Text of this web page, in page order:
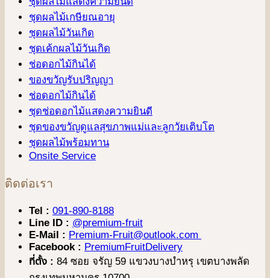
ชุดผลไม้เกษียณอายุ
ชุดผลไม้วันเกิด
ชุดเค้กผลไม้วันเกิด
ช่อดอกไม้กินได้
ของขวัญรับปริญญา
ช่อดอกไม้กินได้
ชุดช่อดอกไม้แสดงความยินดี
ชุดของขวัญดูแลสุขภาพแม่และลูกวัยเติบโต
ชุดผลไม้พร้อมทาน
Onsite Service
ติดต่อเรา
Tel : 091-890-8188
Line ID : @premium-fruit
E-Mail : Premium-Fruit@outlook.com
Facebook : PremiumFruitDelivery
ที่ตั้ง : 84 ซอย จรัญ 59 แขวงบางบำหรุ เขตบางพลัด